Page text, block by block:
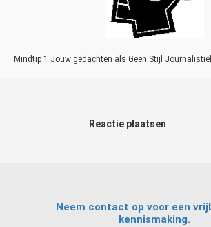
Mindtip 1 Jouw gedachten als Geen Stijl
Reactie plaatsen
Neem contact op voor een
kennismaking.